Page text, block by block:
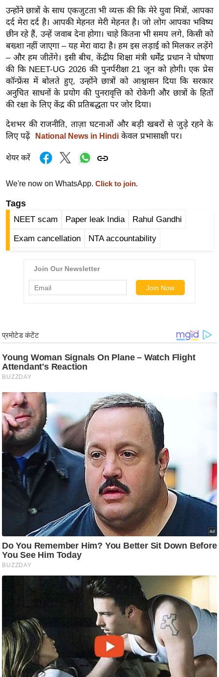
व
र्ल्ड
न्यू
ज
ब्री
फ
म
नो
रं
ज
ज
त
बॉ
वु
ड
स
मी
क्षा
B
e
a
k
i
g
N
फ
स्टा
इ
क्नॉ
लॉ
जी
ब्यू
टी
उन्होंने छात्रों के साथ एकजुटता भी व्यक्त की कि मेरे युवा मित्रों, आपका
दर्द मेरा दर्द है। आपकी मेहनत मेरी मेहनत है। जो लोग आपका भविष्य
छीन रहे हैं, उन्हें जवाब देना होगा। चाहे कितना भी समय लगे, किसी को
बख्शा नहीं जाएगा – यह मेरा वादा है। हम इस लड़ाई को मिलकर लड़ेंगे
– और हम जीतेंगे। इसी बीच, केंद्रीय शिक्षा मंत्री धर्मेंद्र प्रधान ने घोषणा
की कि NEET-UG 2026 की पुनर्परीक्षा 21 जून को होगी। एक प्रेस
कॉन्फ्रेंस में बोलते हुए, उन्होंने छात्रों को आश्वासन दिया कि सरकार
अनुचित साधनों के प्रयोग की पुनरावृत्ति को रोकेगी और छात्रों के हितों
की रक्षा के लिए केंद्र की प्रतिबद्धता पर जोर दिया।
देशभर की राजनीति, ताज़ा घटनाओं और बड़ी खबरों से जुड़े रहने के
लिए पढ़ें
National News in Hindi केवल प्रभासाक्षी पर।
शेयर करें
We're now on WhatsApp. Click to join.
Tags
NEET scam Paper leak India Rahul Gandhi
Exam cancellation NTA accountability